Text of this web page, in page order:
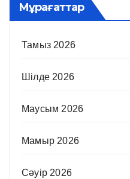
Мұрағаттар
Тамыз 2026
Шілде 2026
Маусым 2026
Мамыр 2026
Сәуір 2026